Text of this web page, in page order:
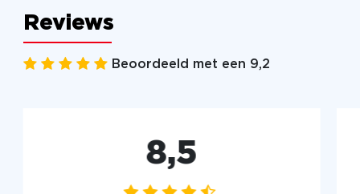
Reviews
Beoordeeld met een 9,2
8,5